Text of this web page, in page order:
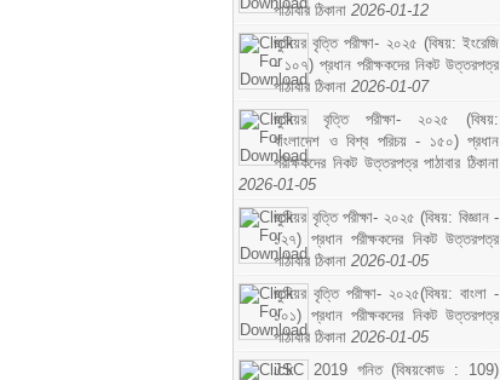
পাঠাবার ঠিকানা 2026-01-12
জুনিয়র বৃত্তি পরীক্ষা- ২০২৫ (বিষয়: ইংরেজি
- ১০৭) প্রধান পরীক্ষকদের নিকট উত্তরপত্র
পাঠাবার ঠিকানা 2026-01-07
জুনিয়র বৃত্তি পরীক্ষা- ২০২৫ (বিষয়:
বাংলাদেশ ও বিশ্ব পরিচয় - ১৫০) প্রধান
পরীক্ষকদের নিকট উত্তরপত্র পাঠাবার ঠিকানা
2026-01-05
জুনিয়র বৃত্তি পরীক্ষা- ২০২৫ (বিষয়: বিজ্ঞান -
১২৭) প্রধান পরীক্ষকদের নিকট উত্তরপত্র
পাঠাবার ঠিকানা 2026-01-05
জুনিয়র বৃত্তি পরীক্ষা- ২০২৫(বিষয়: বাংলা -
১০১) প্রধান পরীক্ষকদের নিকট উত্তরপত্র
পাঠাবার ঠিকানা 2026-01-05
JSC 2019 গনিত (বিষয়কোড : 109)